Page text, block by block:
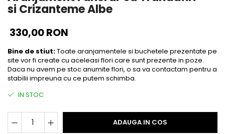
si Crizanteme Albe
330,00 RON
Bine de stiut:Toate aranjamentele si buchetele prezentate pe
site vor fi create cu aceleasi flori care sunt prezente in poze.
Daca nu avem pe stoc anumite flori, o sa va contactam pentru a
stabilii impreuna cu ce putem schimba.
IN STOC
ADAUGA IN COS